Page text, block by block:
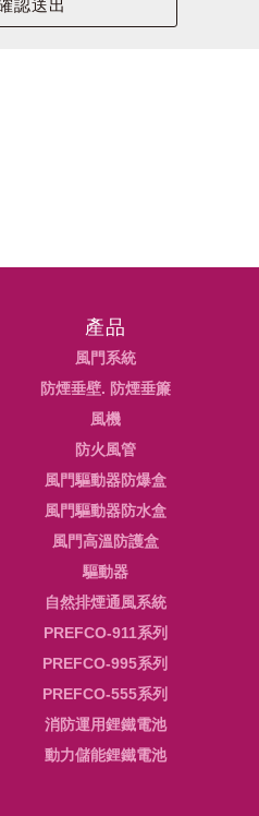
產品
風門系統
防煙垂壁. 防煙垂簾
風機
防火風管
風門驅動器防爆盒
風門驅動器防水盒
風門高溫防護盒
驅動器
自然排煙通風系統
PREFCO-911系列
PREFCO-995系列
PREFCO-555系列
消防運用鋰鐵電池
動力儲能鋰鐵電池